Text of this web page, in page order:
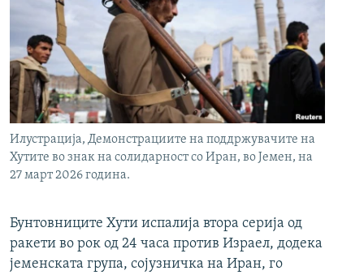
Илустрација, Демонстрациите на поддржувачите на
Хутите во знак на солидарност со Иран, во Јемен, на
27 март 2026 година.
Бунтовниците Хути испалија втора серија од
ракети во рок од 24 часа против Израел, додека
јеменската група, сојузничка на Иран, го